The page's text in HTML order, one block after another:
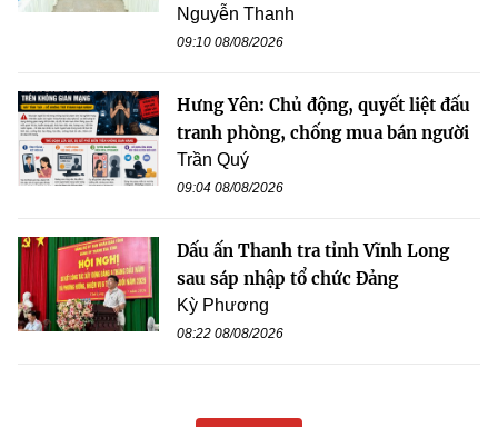
Nguyễn Thanh
09:10 08/08/2026
Hưng Yên: Chủ động, quyết liệt đấu
tranh phòng, chống mua bán người
Trần Quý
09:04 08/08/2026
Dấu ấn Thanh tra tỉnh Vĩnh Long
sau sáp nhập tổ chức Đảng
Kỳ Phương
08:22 08/08/2026